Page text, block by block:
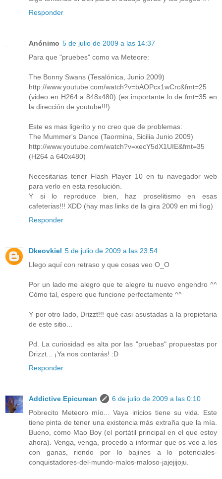
Responder
Anónimo 5 de julio de 2009 a las 14:37
Para que "pruebes" como va Meteore:
The Bonny Swans (Tesalónica, Junio 2009)
http://www.youtube.com/watch?v=bAOPcx1wCrc&fmt=25
(video en H264 a 848x480) (es importante lo de fmt=35 en
la dirección de youtube!!!)
Este es mas ligerito y no creo que de problemas:
The Mummer's Dance (Taormina, Sicilia Junio 2009)
http://www.youtube.com/watch?v=xecY5dX1UIE&fmt=35
(H264 a 640x480)
Necesitarias tener Flash Player 10 en tu navegador web
para verlo en esta resolución.
Y si lo reproduce bien, haz proselitismo en esas
cafeterias!!! XDD (hay mas links de la gira 2009 en mi flog)
Responder
Dkeovkiel 5 de julio de 2009 a las 23:54
Llego aquí con retraso y que cosas veo O_O
Por un lado me alegro que te alegre tu nuevo engendro ^^
Cómo tal, espero que funcione perfectamente ^^
Y por otro lado, Drizzt!!! qué casi asustadas a la propietaria
de este sitio...
Pd. La curiosidad es alta por las "pruebas" propuestas por
Drizzt... ¡Ya nos contarás! :D
Responder
Addictive Epicurean
6 de julio de 2009 a las 0:10
Pobrecito Meteoro mío... Vaya inicios tiene su vida. Este
tiene pinta de tener una existencia más extraña que la mía.
Bueno, como Mao Boy (el portátil principal en el que estoy
ahora). Venga, venga, procedo a informar que os veo a los
con ganas, riendo por lo bajines a lo potenciales-
conquistadores-del-mundo-malos-maloso-jajejijoju.